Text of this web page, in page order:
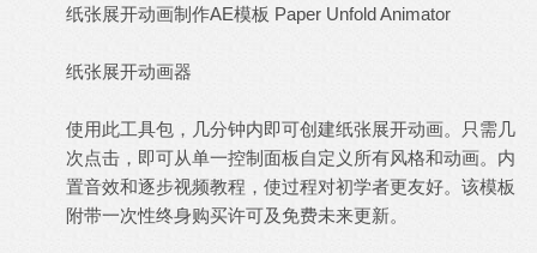
纸张展开动画制作AE模板 Paper Unfold Animator
纸张展开动画器
使用此工具包，几分钟内即可创建纸张展开动画。只需几
次点击，即可从单一控制面板自定义所有风格和动画。内
置音效和逐步视频教程，使过程对初学者更友好。该模板
附带一次性终身购买许可及免费未来更新。